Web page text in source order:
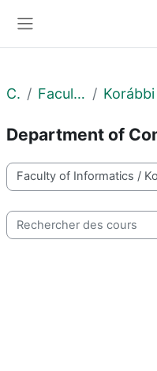
Cours Faculty of Informatics
Department of
Catégories de cours
Rechercher des cours